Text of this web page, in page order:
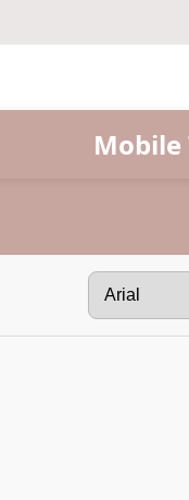
Mobile